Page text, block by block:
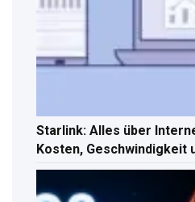
Starlink: Alles über
Kosten, Geschwindigkeit